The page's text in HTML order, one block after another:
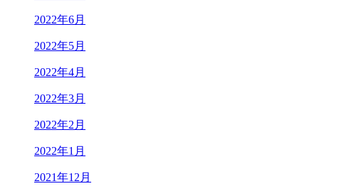
2022年6月
2022年5月
2022年4月
2022年3月
2022年2月
2022年1月
2021年12月